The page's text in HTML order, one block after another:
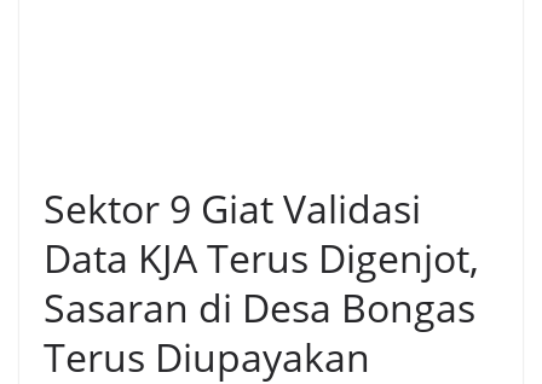
Sektor 9 Giat Validasi
Data KJA Terus Digenjot,
Sasaran di Desa Bongas
Terus Diupayakan